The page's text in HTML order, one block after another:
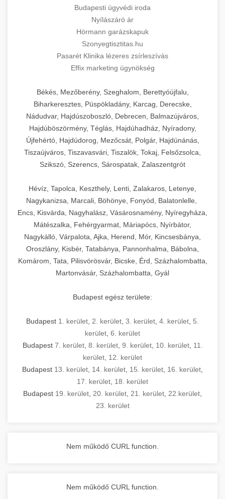
Budapesti ügyvédi iroda
Nyílászáró ár
Hörmann garázskapuk
Szonyegtisztitas.hu
Pasarét Klinika lézeres zsírleszívás
Effix marketing ügynökség
Békés, Mezőberény, Szeghalom, Berettyóújfalu,
Biharkeresztes, Püspökladány, Karcag, Derecske,
Nádudvar, Hajdúszoboszló, Debrecen, Balmazújváros,
Hajdúböszörmény, Téglás, Hajdúhadház, Nyíradony,
Újfehértó, Hajdúdorog, Mezőcsát, Polgár, Hajdúnánás,
Tiszaújváros, Tiszavasvári, Tiszalök, Tokaj, Felsőzsolca,
Szikszó, Szerencs, Sárospatak, Zalaszentgrót
Hévíz, Tapolca, Keszthely, Lenti, Zalakaros, Letenye,
Nagykanizsa, Marcali, Böhönye, Fonyód, Balatonlelle,
Encs, Kisvárda, Nagyhalász, Vásárosnamény, Nyíregyháza,
Mátészalka, Fehérgyarmat, Máriapócs, Nyírbátor,
Nagykálló, Várpalota, Ajka, Herend, Mór, Kincsesbánya,
Oroszlány, Kisbér, Tatabánya, Pannonhalma, Bábolna,
Komárom, Tata, Pilisvörösvár, Bicske, Érd, Százhalombatta,
Martonvásár, Százhalombatta, Gyál
Budapest egész területe:
Budapest 1. kerület 2. kerület 3. kerület 4. kerület 5.
kerület 6. kerület
Budapest 7. kerület, 8. kerület, 9. kerület, 10. kerület, 11.
kerület 12. kerület
Budapest 13. kerület 14. kerület 15. kerület 16. kerület
17. kerület 18. kerület
Budapest 19. kerület 20. kerület 21. kerület 22.kerület
23. kerület
Nem működő CURL function.
Nem működő CURL function.